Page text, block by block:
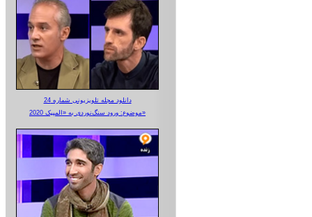
دانلود مجله تلویزیونی شماره 24
موضوع: ورود سنگ‌نوردی به «المپیک 2020»